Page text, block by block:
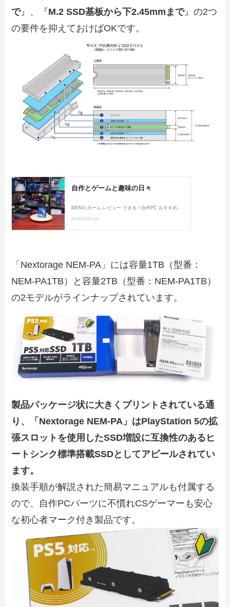
で』、『M.2 SSD基板から下2.45mmまで』の2つ
の要件を抑えておけばOKです。
「Nextorage NEM-PA」には容量1TB（型番：
NEM-PA1TB）と容量2TB（型番：NEM-PA1TB）
の2モデルがラインナップされています。
製品パッケージ状に大きくプリントされている通
り、「Nextorage NEM-PA」はPlayStation 5の拡
張スロットを使用したSSD増設に互換性のあるヒ
ートシンク標準搭載SSDとしてアピールされてい
ます。
換装手順が解説された簡易マニュアルも付属する
ので、自作PCパーツに不慣れCSゲーマーも安心
な初心者マーク付き製品です。